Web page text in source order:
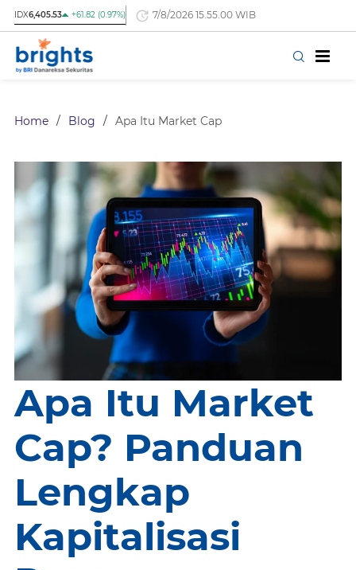
IDX6,405.53 +61.82 (0.97%) 7/8/2026 15.55.00 WIB
Home / Blog / Apa Itu Market Cap
Apa Itu Market
Cap? Panduan
Lengkap
Kapitalisasi